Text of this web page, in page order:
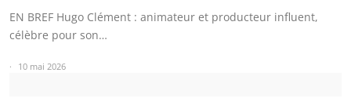
EN BREF Hugo Clément : animateur et producteur influent,
célèbre pour son…
10 mai 2026